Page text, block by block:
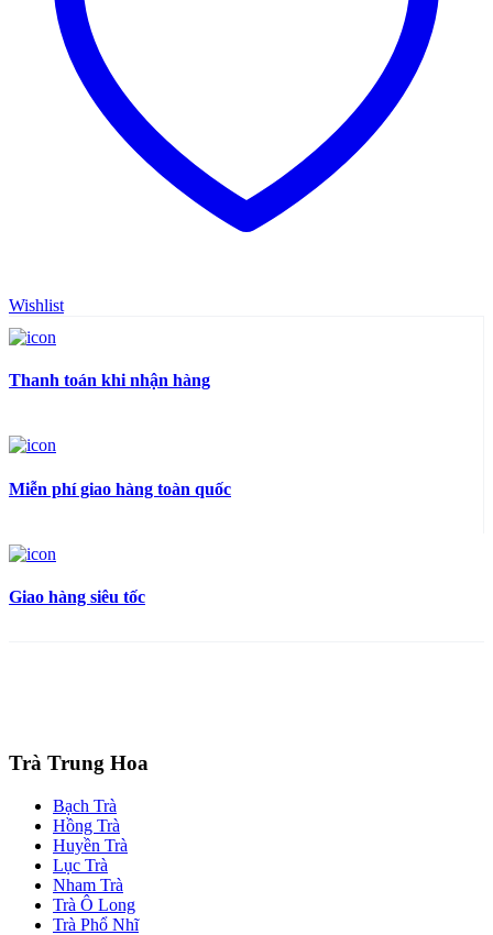
Wishlist
Thanh toán khi nhận hàng
Miễn phí giao hàng toàn quốc
Giao hàng siêu tốc
Trà Trung Hoa
Bạch Trà
Hồng Trà
Huyền Trà
Lục Trà
Nham Trà
Trà Ô Long
Trà Phổ Nhĩ